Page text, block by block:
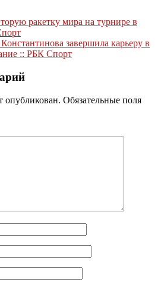
ракетку мира на турнире в
завершила карьеру в
:: РБК Спорт
опубликован. Обязательные поля